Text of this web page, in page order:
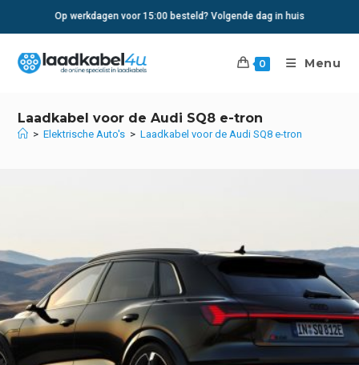
Op werkdagen voor 15:00 besteld? Volgende dag in huis
0 Menu
Laadkabel voor de Audi SQ8 e-tron
> Elektrische Auto's > Laadkabel voor de Audi SQ8 e-tron